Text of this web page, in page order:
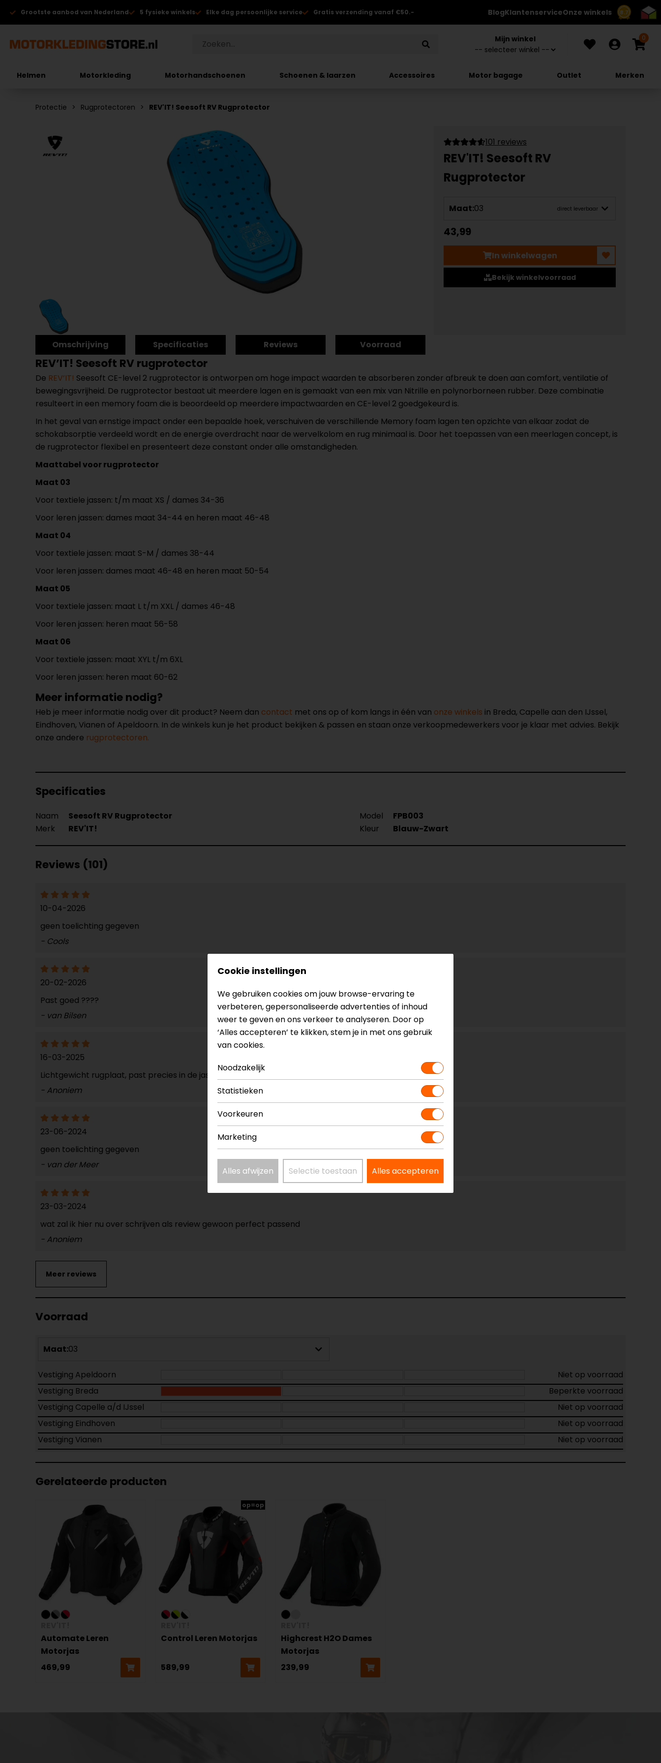
8.7
Grootste aanbod van Nederland 5 fysieke winkels Elke dag persoonlijke service Gratis verzending vanaf €50.- BlogKlantenserviceOnze winkels
Mijn winkel 0
Helmen Motorkleding Motorhandschoenen Schoenen & laarzen Accessoires Motor bagage Outlet Merken
Protectie Rugprotectoren REV'IT! Seesoft RV Rugprotector
101 reviews
REV'IT! Seesoft RV
Rugprotector
Maat:03 direct leverbaar
43,99
In winkelwagen
Bekijk winkelvoorraad
Omschrijving Specificaties Reviews Voorraad
REV’IT! Seesoft RV rugprotector
De REV’IT! Seesoft CE-level 2 rugprotector is ontworpen om hoge impact waarden te absorberen zonder afbreuk te doen aan comfort, ventilatie of
bewegingsvrijheid. De rugprotector bestaat uit meerdere lagen en is gemaakt van een mix van Nitrille en polynorborneen rubber. Deze combinatie
resulteert in een memory foam die is beoordeeld op meerdere impactwaarden en CE-level 2 goedgekeurd is.
In het geval van ernstige impact onder een bepaalde hoek, verschuiven de verschillende Memory foam lagen ten opzichte van elkaar zodat de
schokabsorptie verdeeld wordt en de energie overdracht naar de wervelkolom en rug minimaal is. Door het toepassen van een meerlagen concept, is
de rugprotector flexibel en presenteert deze constant onder alle omstandigheden.
Maattabel voor rugprotector
Maat 03
Voor textiele jassen: t/m maat XS / dames 34-36
Voor leren jassen: dames maat 34-44 en heren maat 46-48
Maat 04
Voor textiele jassen: maat S-M / dames 38-44
Voor leren jassen: dames maat 46-48 en heren maat 50-54
Maat 05
Voor textiele jassen: maat L t/m XXL / dames 46-48
Voor leren jassen: heren maat 56-58
Maat 06
Voor textiele jassen: maat XYL t/m 6XL
Voor leren jassen: heren maat 60-62
Meer informatie nodig?
Heb je meer informatie nodig over dit product? Neem dan contact met ons op of kom langs in één van onze winkels in Breda, Capelle aan den IJssel,
Eindhoven, Vianen of Apeldoorn. In de winkels kun je het product bekijken & passen en staan onze verkoopmedewerkers voor je klaar met advies. Bekijk
onze andere rugprotectoren.
Specificaties
Naam Seesoft RV Rugprotector Model
FPB003
Merk
REV'IT! Kleur Blauw-Zwart
Reviews (101)
10-04-2026
geen toelichting gegeven
- Cools
20-02-2026
Past goed ????
- van Bilsen
16-03-2025
Lichtgewicht rugplaat, past precies in de jas
- Anoniem
23-06-2024
geen toelichting gegeven
- van der Meer
23-03-2024
wat zal ik hier nu over schrijven als review gewoon perfect passend
- Anoniem
Voorraad
Maat:03
Vestiging Apeldoorn
Niet op voorraad
Vestiging Breda
Beperkte voorraad
Vestiging Capelle a/d IJssel
Niet op voorraad
Vestiging Eindhoven
Niet op voorraad
Vestiging Vianen
Niet op voorraad
Gerelateerde producten
Automate Leren
Motorjas
469,99
op=op
Control Leren Motorjas
589,99
Highcrest H2O Dames
Motorjas
239,99
Cookie instellingen
We gebruiken cookies om jouw browse-ervaring te
verbeteren, gepersonaliseerde advertenties of inhoud
weer te geven en ons verkeer te analyseren. Door op
‘Alles accepteren’ te klikken, stem je in met ons gebruik
van cookies.
Noodzakelijk
Statistieken
Voorkeuren
Marketing
Alles afwijzen Selectie toestaan Alles accepteren